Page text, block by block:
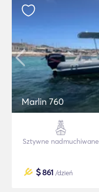
Marlin 760
Sztywne nadmuchiwane
$861 /dzień